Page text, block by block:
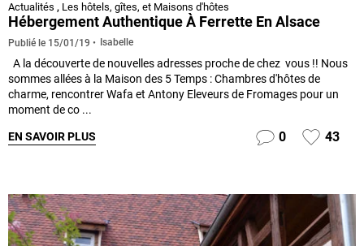
Actualités , Les hôtels, gîtes, et Maisons d'hôtes
Hébergement Authentique À Ferrette En Alsace
Publié le 15/01/19 Isabelle
A la découverte de nouvelles adresses proche de chez vous !! Nous
sommes allées à la Maison des 5 Temps : Chambres d'hôtes de
charme, rencontrer Wafa et Antony Eleveurs de Fromages pour un
moment de co ...
EN SAVOIR PLUS 0 43